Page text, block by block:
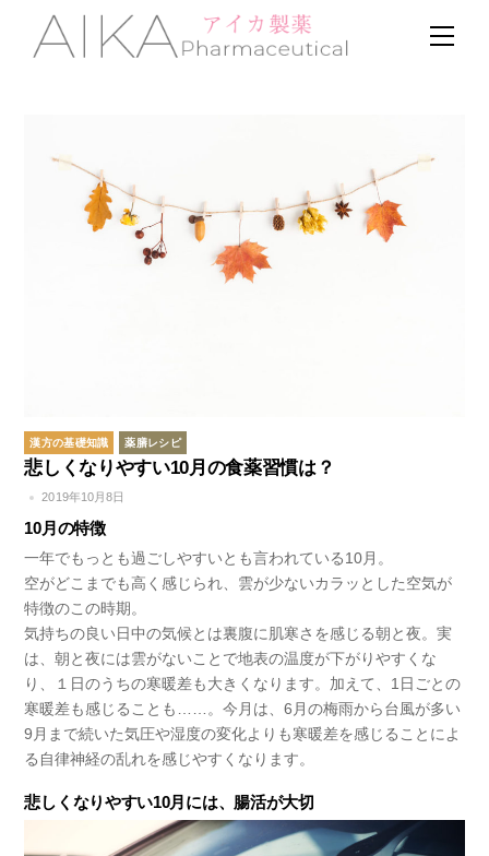
content
漢方の基礎知識 薬膳レシピ
悲しくなりやすい10月の食薬習慣は？
2019年10月8日
10月の特徴
一年でもっとも過ごしやすいとも言われている10月。
空がどこまでも高く感じられ、雲が少ないカラッとした空気が
特徴のこの時期。
気持ちの良い日中の気候とは裏腹に肌寒さを感じる朝と夜。実
は、朝と夜には雲がないことで地表の温度が下がりやすくな
り、１日のうちの寒暖差も大きくなります。加えて、1日ごとの
寒暖差も感じることも……。今月は、6月の梅雨から台風が多い
9月まで続いた気圧や湿度の変化よりも寒暖差を感じることによ
る自律神経の乱れを感じやすくなります。
悲しくなりやすい10月には、腸活が大切